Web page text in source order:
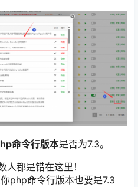
命令行版本是否为7.3。
都是错在这里！
php命令行版本也要是7.3